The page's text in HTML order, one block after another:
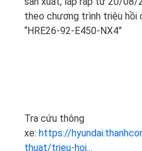
theo chương trình triệu hồi
“HRE26-92-E450-NX4”
Tra cứu thông
xe: https://
thuat/trieu-hoi...